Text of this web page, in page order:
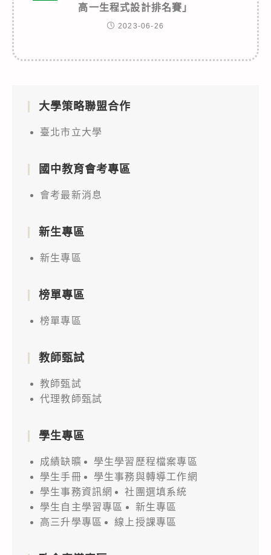
高一生程式設計排名賽」
2023-06-26
大學策略聯盟合作
臺北市立大學
國中教育會考專區
會考最新消息
新生專區
新生專區
榜單專區
榜單專區
教師甄試
教師甄試
代理教師甄試
學生專區
成績缺曠
學生學習歷程檔案專區
學生手冊
學生事務與轉導工作網
學生事務資訊網
社團選填系統
學生自主學習專區
新生專區
高三升學專區
線上授課專區